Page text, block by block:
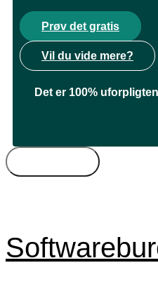
Prøv det gratis
Vil du vide mere?
Det er 100%